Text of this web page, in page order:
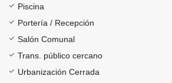
Piscina
Portería / Recepción
Salón Comunal
Trans. público cercano
Urbanización Cerrada